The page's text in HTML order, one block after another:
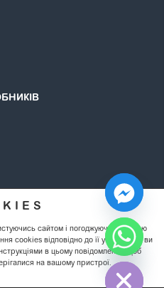
захищені.
сайтом і погоджуючись із цією
cookies відповідно до її умов. Якщо ви
в цьому повідомленні, щоб
на вашому пристрої.
Hide chaty